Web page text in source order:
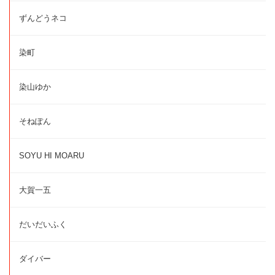
ずんどうネコ
染町
染山ゆか
そねぽん
SOYU HI MOARU
大賀一五
だいだいふく
ダイバー